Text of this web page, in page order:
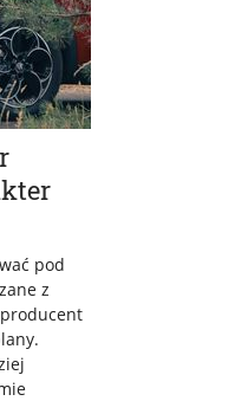
pod
z